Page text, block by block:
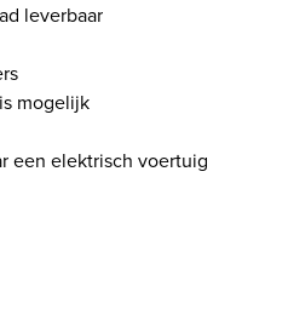
leverbaar
mogelijk
een elektrisch voertuig